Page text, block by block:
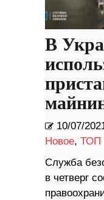
В
10/07/
Новое, ТОП
Служба
в четверг